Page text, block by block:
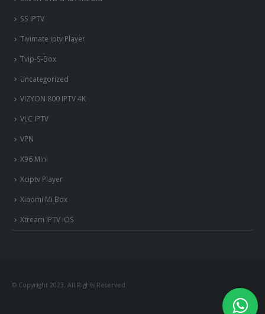
SS IPTV
Tivimate iptv Player
Tvip-S-Box
Uncategorized
VIZYON 800 IPTV 4K
VLC IPTV
VPN
X96 Mini
Xciptv Player
Xiaomi Mi Box
Xtream IPTV iOS
© Copyright 2023. All Rights Reserved.